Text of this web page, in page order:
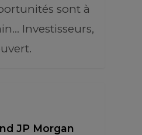
sont à
Investisseurs,
JP Morgan